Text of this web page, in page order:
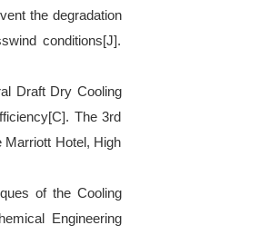
the degradation
conditions[J].
Draft Dry Cooling
The 3rd
Marriott Hotel, High
of the Cooling
Engineering